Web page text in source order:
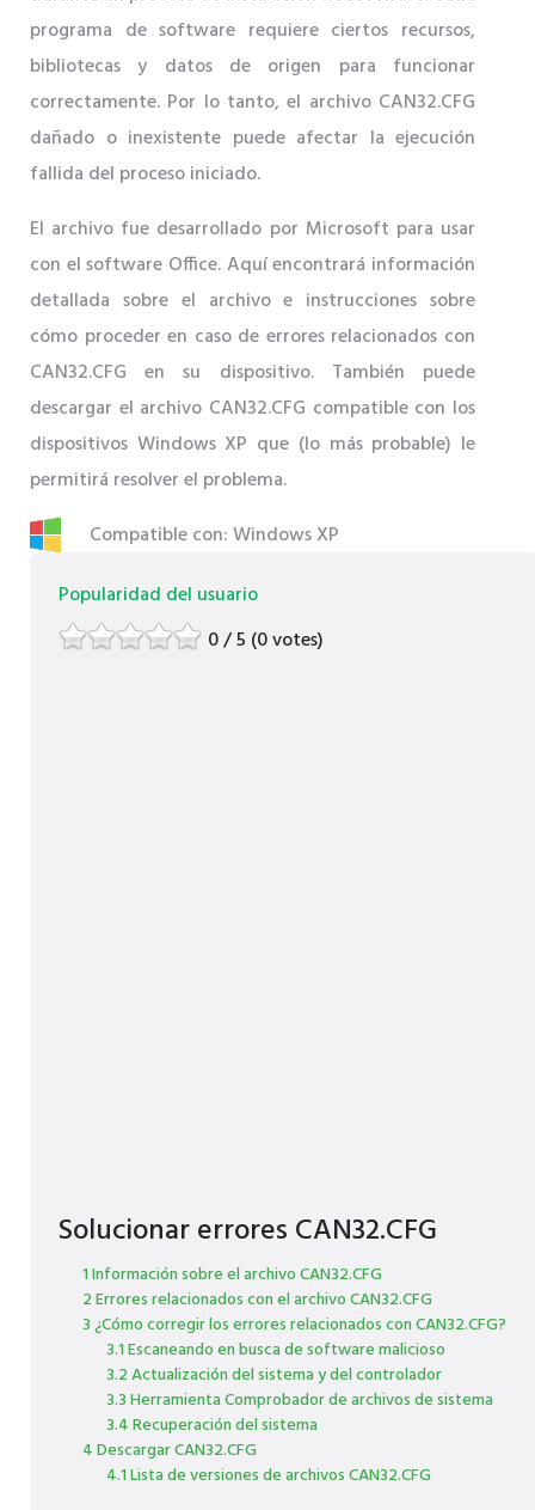
programa de software requiere ciertos recursos,
bibliotecas y datos de origen para funcionar
correctamente. Por lo tanto, el archivo CAN32.CFG
dañado o inexistente puede afectar la ejecución
fallida del proceso iniciado.
El archivo fue desarrollado por Microsoft para usar
con el software Office. Aquí encontrará información
detallada sobre el archivo e instrucciones sobre
cómo proceder en caso de errores relacionados con
CAN32.CFG en su dispositivo. También puede
descargar el archivo CAN32.CFG compatible con los
dispositivos Windows XP que (lo más probable) le
permitirá resolver el problema.
Compatible con: Windows XP
Popularidad del usuario
0 / 5 (0 votes)
Solucionar errores CAN32.CFG
1 Información sobre el archivo CAN32.CFG
2 Errores relacionados con el archivo CAN32.CFG
3 ¿Cómo corregir los errores relacionados con CAN32.CFG?
3.1 Escaneando en busca de software malicioso
3.2 Actualización del sistema y del controlador
3.3 Herramienta Comprobador de archivos de sistema
3.4 Recuperación del sistema
4 Descargar CAN32.CFG
4.1 Lista de versiones de archivos CAN32.CFG